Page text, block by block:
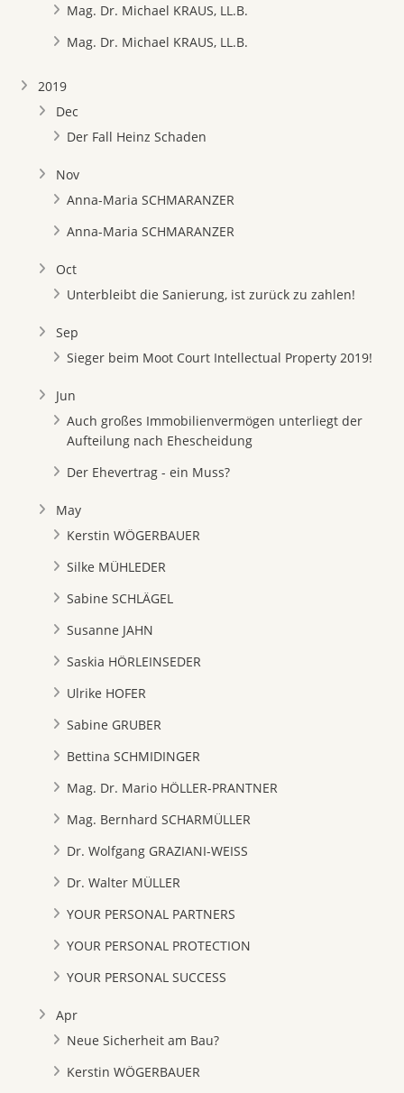
Mag. Dr. Michael KRAUS, LL.B.
Mag. Dr. Michael KRAUS, LL.B.
2019
Dec
Der Fall Heinz Schaden
Nov
Anna-Maria SCHMARANZER
Anna-Maria SCHMARANZER
Oct
Unterbleibt die Sanierung, ist zurück zu zahlen!
Sep
Sieger beim Moot Court Intellectual Property 2019!
Jun
Auch großes Immobilienvermögen unterliegt der
Aufteilung nach Ehescheidung
Der Ehevertrag - ein Muss?
May
Kerstin WÖGERBAUER
Silke MÜHLEDER
Sabine SCHLÄGEL
Susanne JAHN
Saskia HÖRLEINSEDER
Ulrike HOFER
Sabine GRUBER
Bettina SCHMIDINGER
Mag. Dr. Mario HÖLLER-PRANTNER
Mag. Bernhard SCHARMÜLLER
Dr. Wolfgang GRAZIANI-WEISS
Dr. Walter MÜLLER
YOUR PERSONAL PARTNERS
YOUR PERSONAL PROTECTION
YOUR PERSONAL SUCCESS
Apr
Neue Sicherheit am Bau?
Kerstin WÖGERBAUER